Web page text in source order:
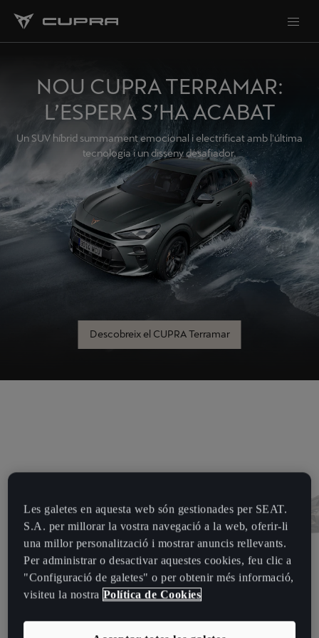
NOU CUPRA TERRAMAR:
L’ESPERA S’HA ACABAT
Un SUV híbrid summament emocional i electrificat amb l'última
tecnologia i un disseny desafiador.
Descobreix el CUPRA Terramar
Les galetes en aquesta web són gestionades per SEAT.
S.A. per millorar la vostra navegació a la web, oferir-li
una millor personalització i mostrar anuncis rellevants.
Per administrar o desactivar aquestes cookies, feu clic a
"Configuració de galetes" o per obtenir més informació,
visiteu la nostra Política de Cookies